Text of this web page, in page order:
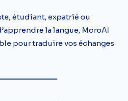
étudiant, expatrié ou
la langue, MoroAI
pour traduire vos échanges